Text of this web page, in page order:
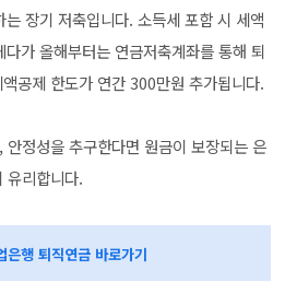
장기 저축입니다. 소득세 포함 시 세액
다가올해부터는 연금저축계좌를 통해 퇴
공제 한도가 연간 300만원 추가됩니다.
안정성을 추구한다면 원금이 보장되는 은
유리합니다.
은행 퇴직연금 바로가기